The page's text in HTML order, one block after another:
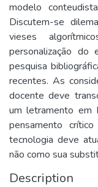
modelo
Discutem-se
vieses
personalização
pesquisa
recentes. As
docente deve
um letramento em
pensamento
tecnologia deve
não como sua
Description